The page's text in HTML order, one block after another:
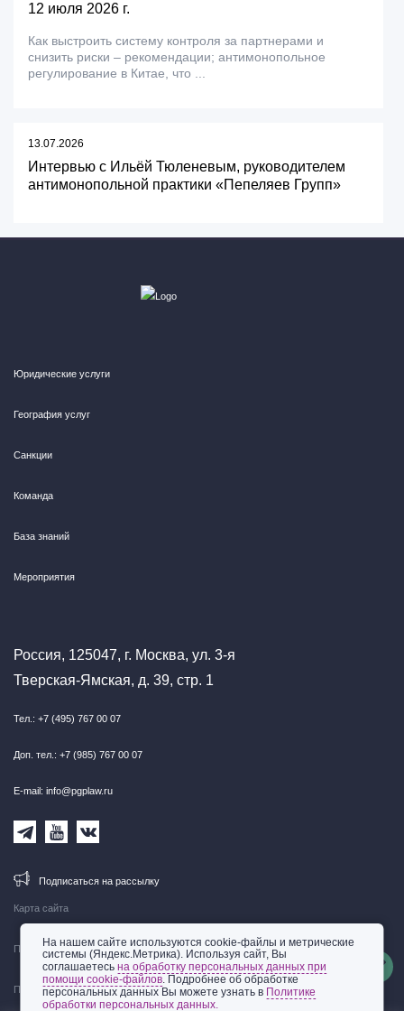
12 июля 2026 г.
Как выстроить систему контроля за партнерами и
снизить риски – рекомендации; антимонопольное
регулирование в Китае, что ...
13.07.2026
Интервью с Ильёй Тюленевым, руководителем
антимонопольной практики «Пепеляев Групп»
Карта сайта
Правовая информация
Политика обработки персональных данных
Юридические услуги
География услуг
Санкции
Команда
База знаний
Мероприятия
Россия, 125047, г. Москва, ул. 3-я
Тверская-Ямская, д. 39, стр. 1
Тел.: +7 (495) 767 00 07
Доп. тел.: +7 (985) 767 00 07
E-mail: info@pgplaw.ru
Подписаться на рассылку
На нашем сайте используются cookie-файлы и метрические
системы (Яндекс.Метрика). Используя сайт, Вы
соглашаетесьна обработку персональных данных при
помощи cookie-файлов. Подробнее об обработке
персональных данных Вы можете узнать в Политике
обработки персональных данных.